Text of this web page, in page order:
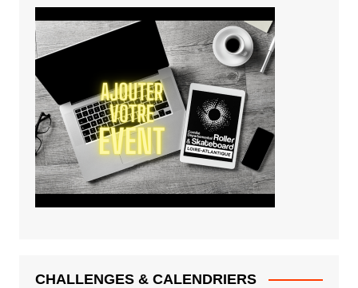
CHALLENGES & CALENDRIERS